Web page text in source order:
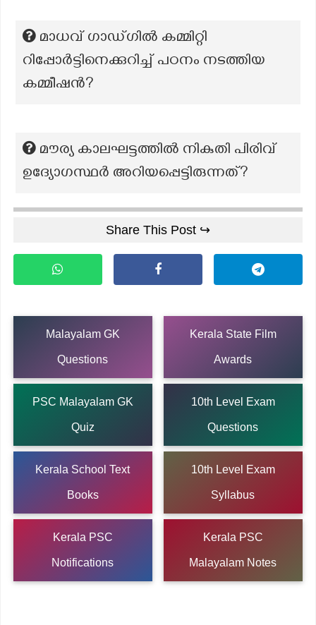
മാധവ് ഗാഡ്ഗില്‍ കമ്മിറ്റി
റിപ്പോര്‍ട്ടിനെക്കുറിച്ച് പഠനം നടത്തിയ
കമ്മീഷന്‍?
മൗര്യ കാലഘട്ടത്തിൽ നികുതി പിരിവ്
ഉദ്യോഗസ്ഥർ അറിയപ്പെട്ടിരുന്നത്?
Share This Post ↪
Malayalam GK
Questions
Kerala State Film
Awards
PSC Malayalam GK
Quiz
10th Level Exam
Questions
Kerala School Text
Books
10th Level Exam
Syllabus
Kerala PSC
Notifications
Kerala PSC
Malayalam Notes